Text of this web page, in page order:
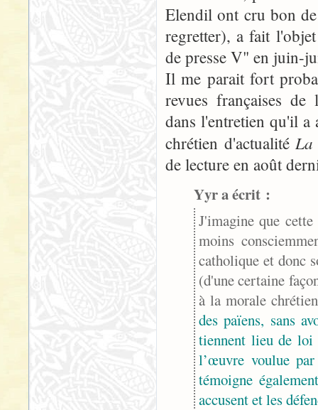
Elendil ont cru bon
regretter), a fait
de presse V" en juin-
Il me parait fort
revues françaises
dans l'entretien qu'il a
chrétien d'actualitéLa
de lecture en août
Yyr a écrit :
J'imagine que
moins
catholique et donc
(d'une certaine
à la morale
des païens, sans
tiennent lieu de loi
l’œuvre voulue
témoigne
accusent et les